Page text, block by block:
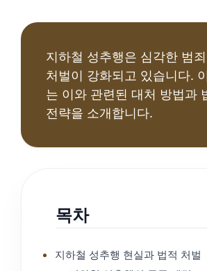
지하철 성추행은 심각한 범
처벌이 강화되고 있습니다.
는 이와 관련된 대처 방법과
전략을 소개합니다.
목차
지하철 성추행 현실과 법적 처벌